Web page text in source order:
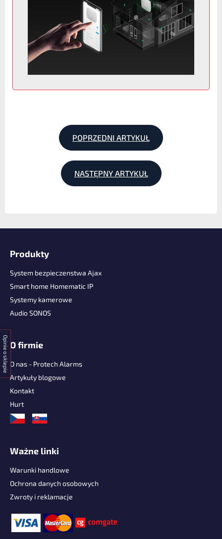
Opinie o sklepie
POPRZEDNI ARTYKUŁ
NASTĘPNY ARTYKUŁ
Produkty
System bezpieczenstwa Ajax
Smart home Homematic IP
Systemy kamerowe
Audio SONOS
O firmie
O nas - Protech Alarms
Artykuły blogowe
Kontakt
Hurt
Ważne linki
Warunki handlowe
Ochrona danych osobowych
Zwroty i reklamacje